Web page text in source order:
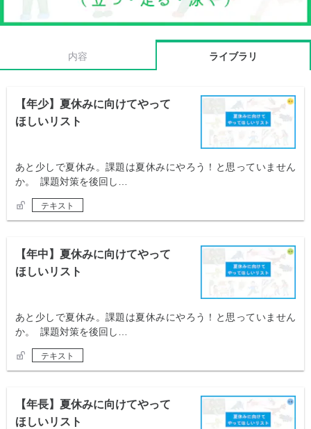
内容 ライブラリ
【年少】夏休みに向けてやって
ほしいリスト
あと少しで夏休み。課題は夏休みにやろう！と思っていません
か。 課題対策を後回し…
テキスト
【年中】夏休みに向けてやって
ほしいリスト
あと少しで夏休み。課題は夏休みにやろう！と思っていません
か。 課題対策を後回し…
テキスト
【年長】夏休みに向けてやって
ほしいリスト